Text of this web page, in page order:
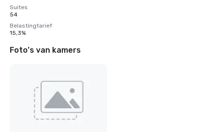
Suites
54
Belastingtarief
15,3%
Foto's van kamers